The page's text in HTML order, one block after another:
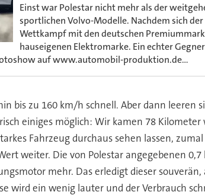
Einst war Polestar nicht mehr als der
sportlichen Volvo-Modelle. Nachdem sich
Wettkampf mit den deutschen
hauseigenen Elektromarke. Ein echter
auf www.automobil-produktion.de...
bis zu 160 km/h schnell. Aber dann leeren
einiges möglich: Wir kamen 78
Fahrzeug durchaus sehen lassen,
weiter. Die von Polestar angegebenen
mehr. Das erledigt dieser
wird ein wenig lauter und der Verbrauch